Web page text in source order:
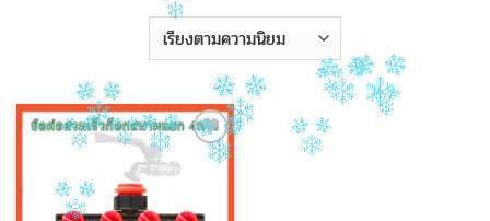
Add to
Wishlist